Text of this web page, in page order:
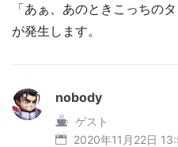
「あぁ、あのときこっちの
が発生します。
nobody
ゲスト
2020年11月22日